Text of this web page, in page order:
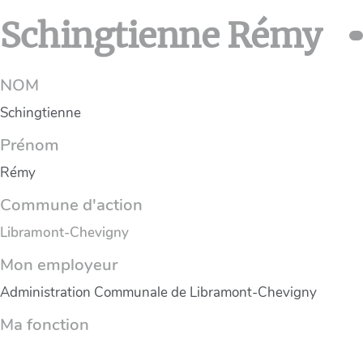
Schingtienne Rémy
NOM
Schingtienne
Prénom
Rémy
Commune d'action
Libramont-Chevigny
Mon employeur
Administration Communale de Libramont-Chevigny
Ma fonction